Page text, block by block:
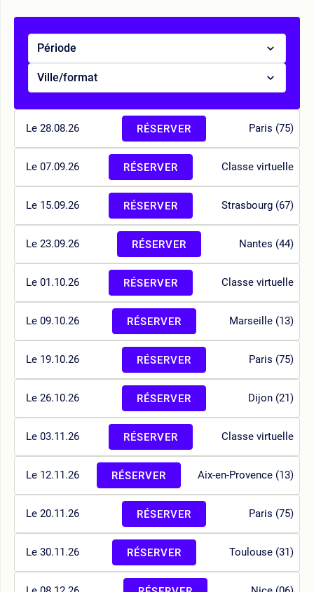
Période
Ville/format
Le 28.08.26 Paris (75)
RÉSERVER
Le 07.09.26 Classe virtuelle
RÉSERVER
Le 15.09.26 Strasbourg (67)
RÉSERVER
Le 23.09.26 Nantes (44)
RÉSERVER
Le 01.10.26 Classe virtuelle
RÉSERVER
Le 09.10.26 Marseille (13)
RÉSERVER
Le 19.10.26 Paris (75)
RÉSERVER
Le 26.10.26 Dijon (21)
RÉSERVER
Le 03.11.26 Classe virtuelle
RÉSERVER
Le 12.11.26 Aix-en-Provence (13)
RÉSERVER
Le 20.11.26 Paris (75)
RÉSERVER
Le 30.11.26 Toulouse (31)
RÉSERVER